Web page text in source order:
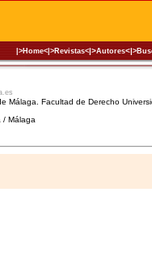
|>Home<|>Revistas<|>Autores<|
Málaga. Facultad de Derecho
/ Málaga